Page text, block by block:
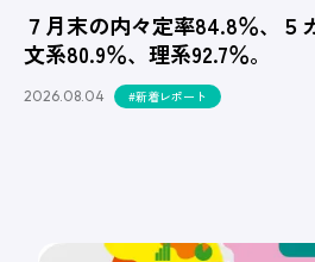
７月末の内々定率84.8％、５
文系80.9％、理系92.7％。
2026.08.04 #新着レポート